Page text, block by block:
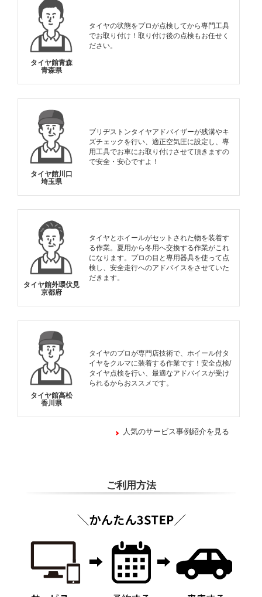
タイヤ館青森
青森県
タイヤの状態をプロが点検してから専門工具
でお取り付け！取り付け後の点検もお任せく
ださい。
タイヤ館川口
埼玉県
ブリヂストンタイヤアドバイザーが残溝やキ
ズチェックを行い、適正空気圧に設定し、専
用工具でお車にお取り付けさせて頂きますの
で安全・安心ですよ！
タイヤ館外環伏見
京都府
タイヤとホイールがセットされた物を装着す
る作業。夏用から冬用へ交換する作業がこれ
になります。プロの目と専用器具を使って点
検し、安全走行へのアドバイスをさせていた
だきます。
タイヤ館高松
香川県
タイヤのプロが専門店技術で、ホイール付タ
イヤをクルマに装着する作業です！安全点検/
タイヤ点検を行い、最適なアドバイスが受け
られるからおススメです。
人気のサービス事例紹介を見る
ご利用方法